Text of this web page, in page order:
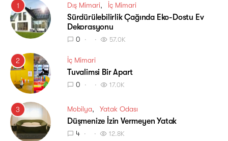
1 Dış Mimari İç Mimari
Sürdürülebilirlik Çağında Eko-Dostu Ev
Dekorasyonu
0 57.0K
2 İç Mimari
Tuvalimsi Bir Apart
0 17.0K
3 Mobilya Yatak Odası
Düşmenize İzin Vermeyen Yatak
4 12.8K